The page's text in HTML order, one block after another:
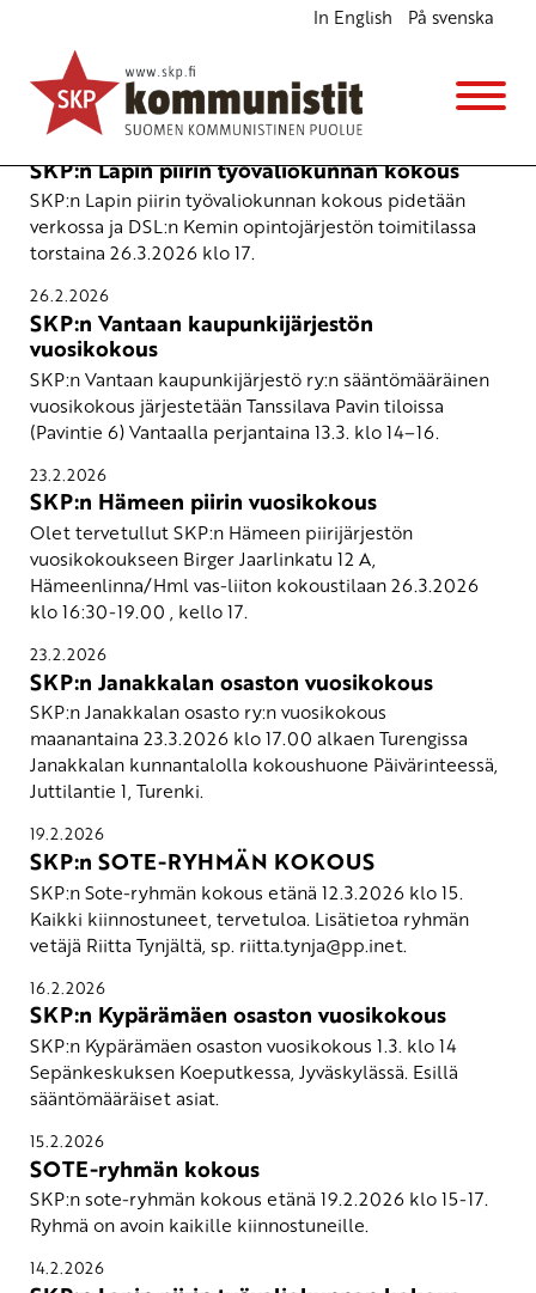
In English På svenska
4.3.2026
SKP:n Lapin piirin työvaliokunnan kokous
SKP:n Lapin piirin työvaliokunnan kokous pidetään
verkossa ja DSL:n Kemin opintojärjestön toimitilassa
torstaina 26.3.2026 klo 17.
26.2.2026
SKP:n Vantaan kaupunkijärjestön
vuosikokous
SKP:n Vantaan kaupunkijärjestö ry:n sääntömääräinen
vuosikokous järjestetään Tanssilava Pavin tiloissa
(Pavintie 6) Vantaalla perjantaina 13.3. klo 14–16.
23.2.2026
SKP:n Hämeen piirin vuosikokous
Olet tervetullut SKP:n Hämeen piirijärjestön
vuosikokoukseen Birger Jaarlinkatu 12 A,
Hämeenlinna/Hml vas-liiton kokoustilaan 26.3.2026
klo 16:30-19.00 , kello 17.
23.2.2026
SKP:n Janakkalan osaston vuosikokous
SKP:n Janakkalan osasto ry:n vuosikokous
maanantaina 23.3.2026 klo 17.00 alkaen Turengissa
Janakkalan kunnantalolla kokoushuone Päivärinteessä,
Juttilantie 1, Turenki.
19.2.2026
SKP:n SOTE-RYHMÄN KOKOUS
SKP:n Sote-ryhmän kokous etänä 12.3.2026 klo 15.
Kaikki kiinnostuneet, tervetuloa. Lisätietoa ryhmän
vetäjä Riitta Tynjältä, sp. riitta.tynja@pp.inet.
16.2.2026
SKP:n Kypärämäen osaston vuosikokous
SKP:n Kypärämäen osaston vuosikokous 1.3. klo 14
Sepänkeskuksen Koeputkessa, Jyväskylässä. Esillä
sääntömääräiset asiat.
15.2.2026
SOTE-ryhmän kokous
SKP:n sote-ryhmän kokous etänä 19.2.2026 klo 15-17.
Ryhmä on avoin kaikille kiinnostuneille.
14.2.2026